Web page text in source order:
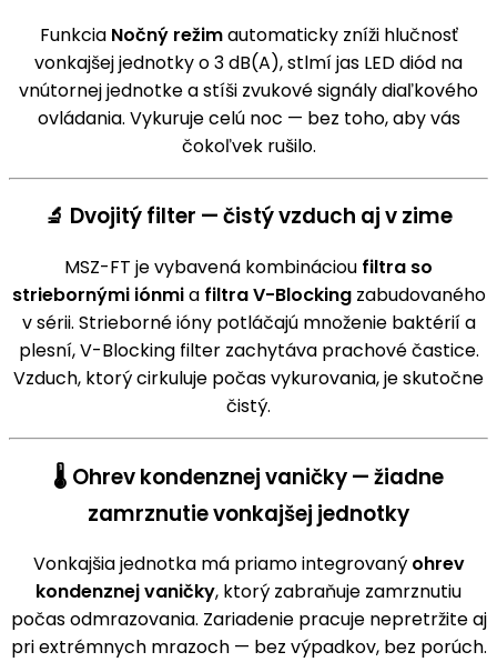
Funkcia Nočný režimautomaticky zníži hlučnosť
vonkajšej jednotky o 3 dB(A), stlmí jas LED diód na
vnútornej jednotke a stíši zvukové signály diaľkového
ovládania. Vykuruje celú noc — bez toho, aby vás
čokoľvek rušilo.
🔬 Dvojitý filter — čistý vzduch aj v zime
MSZ-FT je vybavená kombináciou filtra so
striebornými iónmia filtra V-Blockingzabudovaného
v sérii. Strieborné ióny potláčajú množenie baktérií a
plesní, V-Blocking filter zachytáva prachové častice.
Vzduch, ktorý cirkuluje počas vykurovania, je skutočne
čistý.
🌡️ Ohrev kondenznej vaničky — žiadne
zamrznutie vonkajšej jednotky
Vonkajšia jednotka má priamo integrovaný ohrev
kondenznej vaničky, ktorý zabraňuje zamrznutiu
počas odmrazovania. Zariadenie pracuje nepretržite aj
pri extrémnych mrazoch — bez výpadkov, bez porúch.